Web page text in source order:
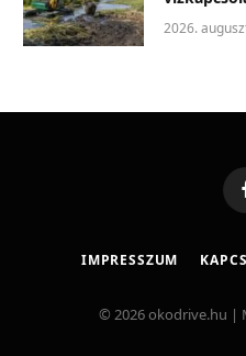
2026.
IMPRESSZUM
© 2026 okodrive.hu |